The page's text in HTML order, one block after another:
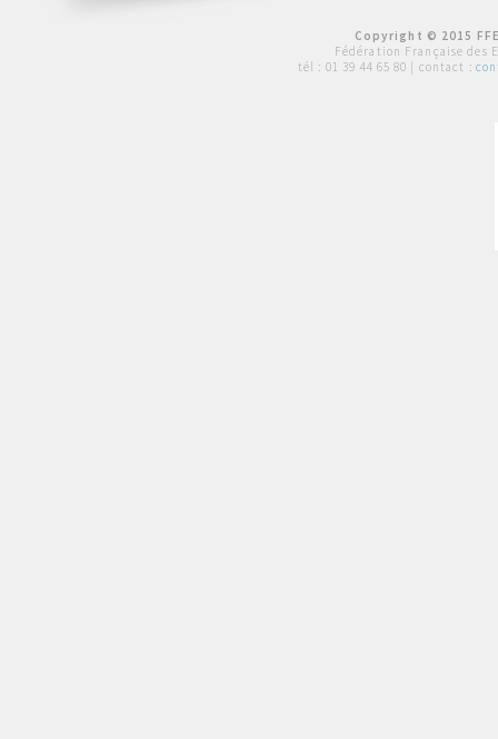
Copyright © 2015
Fédération Française des
tél : 01 39 44 65 80 | contact :